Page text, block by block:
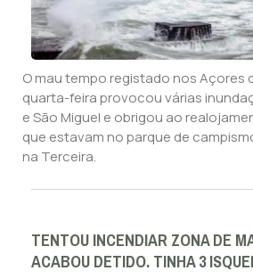
O mau tempo registado nos Açores
quarta-feira provocou várias
e São Miguel e obrigou ao
que estavam no parque de
na Terceira.
TENTOU INCENDIAR ZONA DE
ACABOU DETIDO. TINHA 3